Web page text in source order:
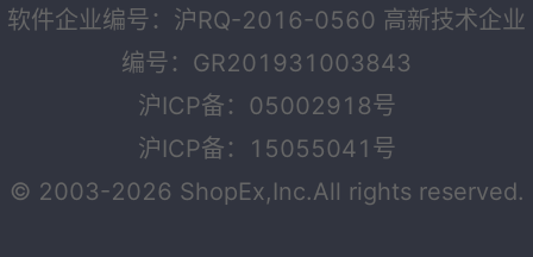
软件企业编号：沪RQ-2016-0560 高新技术企业
编号：GR201931003843
沪ICP备：05002918号
沪ICP备：15055041号
© 2003-2026 ShopEx,Inc.All rights reserved.